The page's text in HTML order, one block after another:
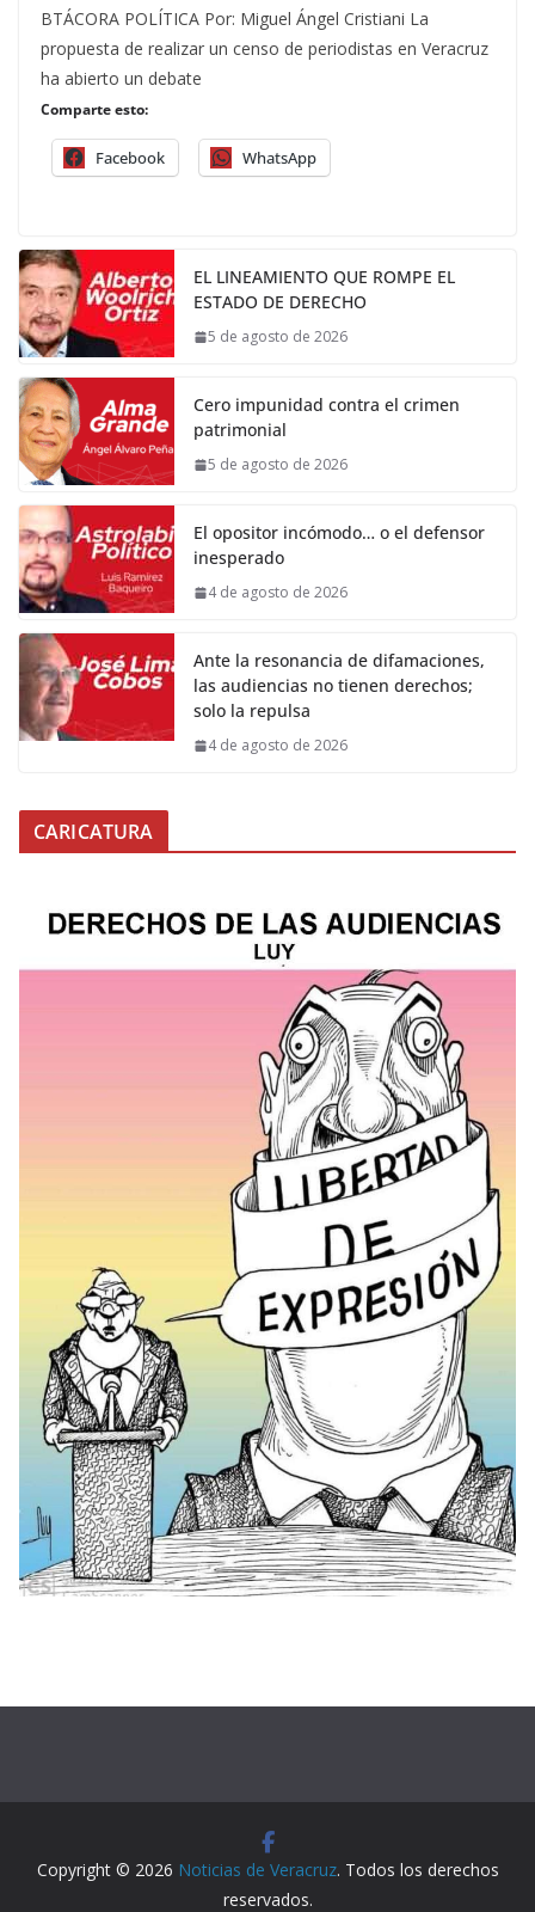
BTÁCORA POLÍTICA Por: Miguel Ángel Cristiani La
propuesta de realizar un censo de periodistas en Veracruz
ha abierto un debate
Comparte esto:
Facebook WhatsApp
EL LINEAMIENTO QUE ROMPE EL
ESTADO DE DERECHO
5 de agosto de 2026
Cero impunidad contra el crimen
patrimonial
5 de agosto de 2026
El opositor incómodo… o el defensor
inesperado
4 de agosto de 2026
Ante la resonancia de difamaciones,
las audiencias no tienen derechos;
solo la repulsa
4 de agosto de 2026
CARICATURA
Copyright © 2026 Noticias de Veracruz. Todos los derechos
reservados.